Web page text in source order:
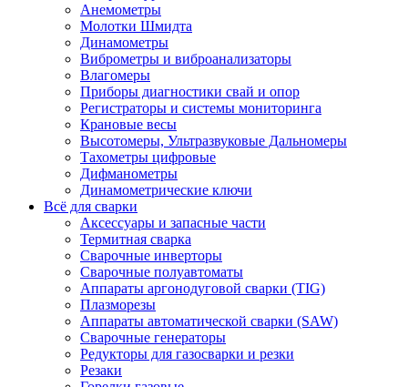
Анемометры
Молотки Шмидта
Динамометры
Виброметры и виброанализаторы
Влагомеры
Приборы диагностики свай и опор
Регистраторы и системы мониторинга
Крановые весы
Высотомеры, Ультразвуковые Дальномеры
Тахометры цифровые
Дифманометры
Динамометрические ключи
Всё для сварки
Аксессуары и запасные части
Термитная сварка
Сварочные инверторы
Сварочные полуавтоматы
Аппараты аргонодуговой сварки (TIG)
Плазморезы
Аппараты автоматической сварки (SAW)
Сварочные генераторы
Редукторы для газосварки и резки
Резаки